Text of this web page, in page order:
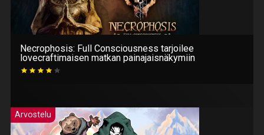
Necrophosis: Full Consciousness tarjoilee
lovecraftimaisen matkan painajaisnäkymiin
Arvostelu